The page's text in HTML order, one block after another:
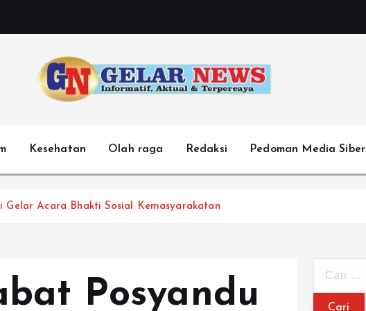
Kesehatan Olah raga Redaksi Pedoman Media Siber
Acara Bhakti Sosial Kemasyarakatan
Posyandu